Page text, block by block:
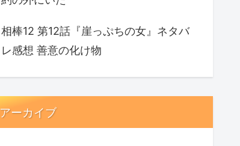
相棒12 第12話『崖っぷちの女』ネタバ
レ感想 善意の化け物
アーカイブ